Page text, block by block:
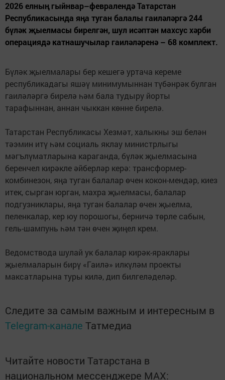
2026 елның гыйнвар–февралендә Татарстан
Республикасында яңа туган балалы гаиләләргә 244
бүләк җыелмасы бирелгән, шул исәптән махсус хәрби
операциядә катнашучылар гаиләләренә – 68 комплект.
Бүләк җыелмалары бер кешегә уртача кереме
республикадагы яшәү минимумыннан түбәнрәк булган
гаиләләргә бирелә һәм бала тудыру йорты
тарафыннан, аннан чыккан көнне бирелә.
Татарстан Республикасы Хезмәт, халыкны эш белән
тәэмин итү һәм социаль яклау министрлыгы
мәгълүматларына караганда, бүләк җыелмасына
беренчел кирәкле әйберләр керә: трансформер-
комбинезон, яңа туган балалар өчен кокон-мендәр, киез
итек, сырган юрган, махра җыелмасы, балалар
подгузниклары, яңа туган балалар өчен җыелма,
пеленкалар, кер юу порошогы, берничә төрле сабын,
гель-шампунь һәм тән өчен җиңел крем.
Ведомствода шулай ук балалар кирәк-яраклары
җыелмаларын бирү «Гаилә» илкүләм проекты
максатларына туры килә, дип билгеләделәр.
Следите за самым важным и интересным в
Telegram-канале Татмедиа
Читайте новости Татарстана в
национальном мессенджере MАХ: